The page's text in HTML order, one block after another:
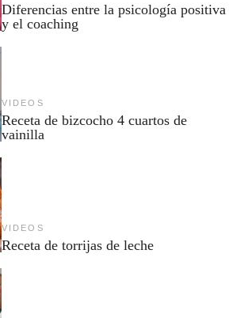
Diferencias entre la psicología positiva
y el coaching
VIDEOS
Receta de bizcocho 4 cuartos de
vainilla
VIDEOS
Receta de torrijas de leche